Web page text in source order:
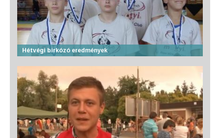
Hétvégi birkózó eredmények